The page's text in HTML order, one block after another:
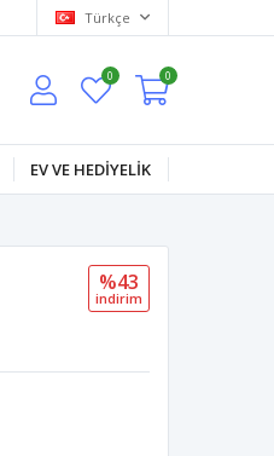
Türkçe
0 0
EV VE HEDİYELİK
%43
i̇ndi̇ri̇m